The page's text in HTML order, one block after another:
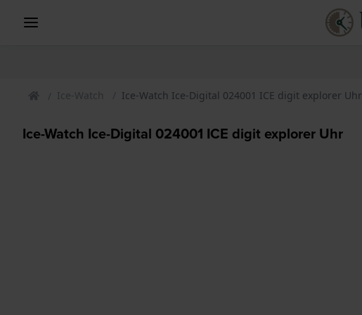
Ice-Watch Ice-Watch Ice-Digital 024001 ICE digit explorer Uhr
Ice-Watch Ice-Digital 024001 ICE digit explorer Uhr